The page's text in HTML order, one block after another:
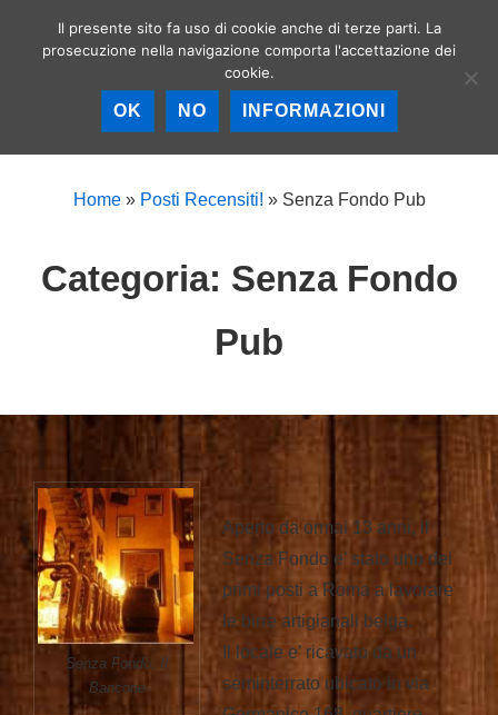
Birrerie artigianali a
Roma – La birra
artigianale nella
principaleHome» Posti Recensiti! » Senza Fondo Pub
Categoria: Senza Fondo
Pub
Senza Fondo: Il
Bancone
Aperto da ormai 13 anni, il
Senza Fondo e’ stato uno dei
primi posti a Roma a lavorare
le birre artigianali belga.
Il locale e’ ricavato da un
seminterrato ubicato in via
Il presente sito fa uso di cookie anche di terze parti. La
prosecuzione nella navigazione comporta l'accettazione dei
cookie.
OK NO INFORMAZIONI